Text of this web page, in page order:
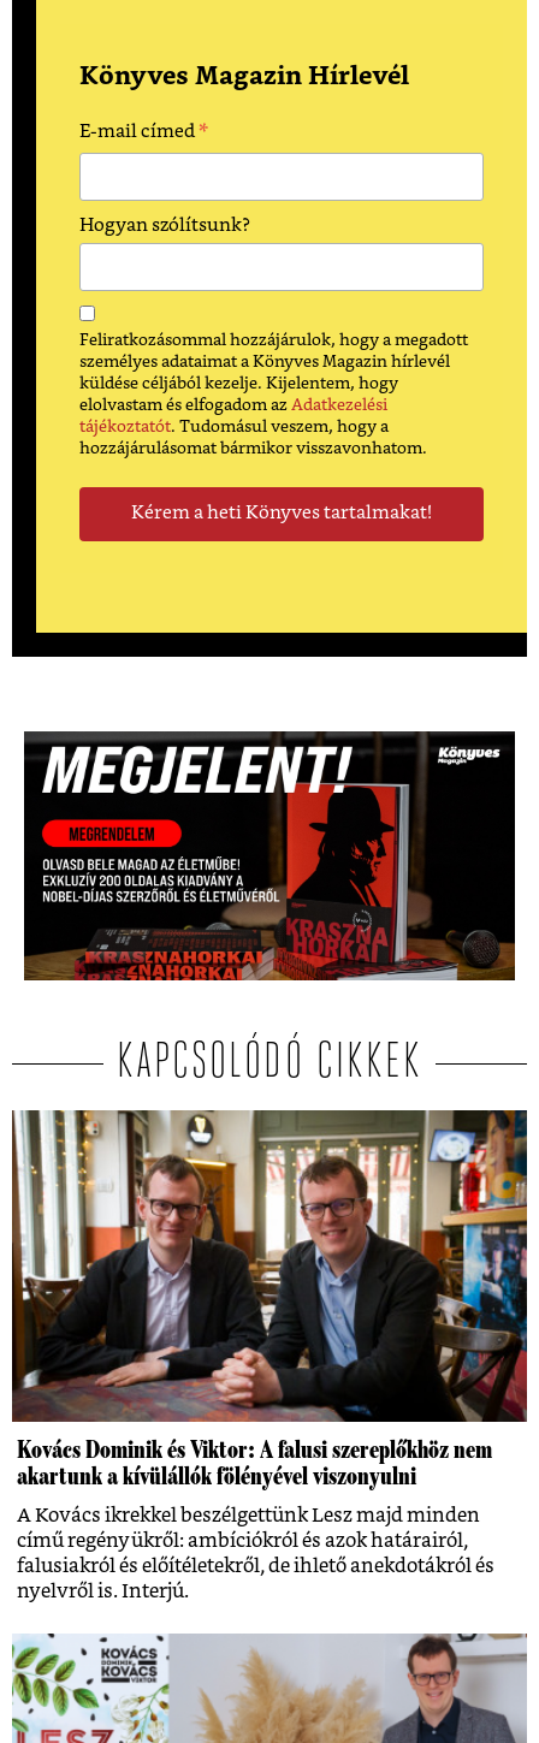
Könyves Magazin Hírlevél
E-mail címed *
Hogyan szólítsunk?
Feliratkozásommal hozzájárulok, hogy a megadott
személyes adataimat a Könyves Magazin hírlevél
küldése céljából kezelje. Kijelentem, hogy
elolvastam és elfogadom az Adatkezelési
tájékoztatót. Tudomásul veszem, hogy a
hozzájárulásomat bármikor visszavonhatom.
KAPCSOLÓDÓ CIKKEK
Kovács Dominik és Viktor: A falusi szereplőkhöz nem
akartunk a kívülállók fölényével viszonyulni
A Kovács ikrekkel beszélgettünk Lesz majd minden
című regényükről: ambíciókról és azok határairól,
falusiakról és előítéletekről, de ihlető anekdotákról és
nyelvről is. Interjú.